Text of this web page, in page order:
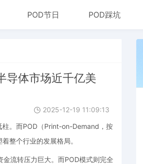
POD节日 POD踩坑
导体市场近千亿美
2025-12-19 11:09:13
柱。而POD（Print-on-Demand，按
整个行业的发展格局。
流转压力巨大。而POD模式则完全